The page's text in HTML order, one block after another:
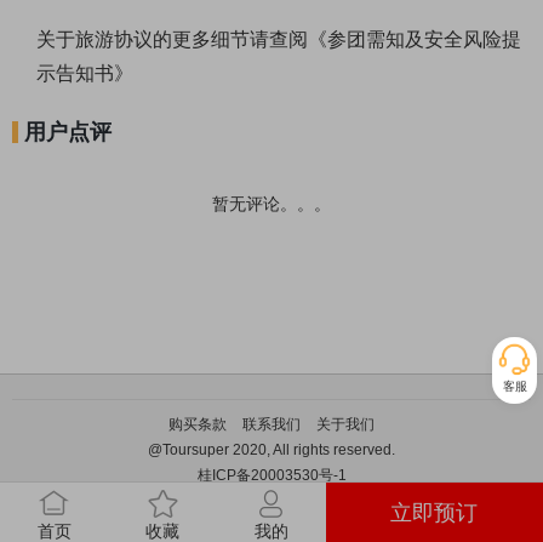
关于旅游协议的更多细节请查阅《参团需知及安全风险提
示告知书》
用户点评
暂无评论。。。
首页 收藏 我的
立即预订
客服
购买条款 联系我们
关于我们
@Toursuper 2020, All rights reserved.
桂ICP备20003530号-1